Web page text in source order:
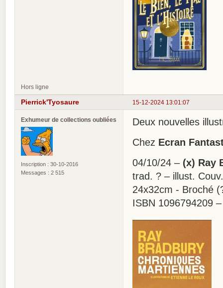
Hors ligne
15-12-2024 13:01:07
Pierrick'Tyosaure
Exhumeur de collections oubliées
Inscription : 30-10-2016
Messages : 2 515
Deux nouvelles
Chez Ecran
04/10/24 – (x) Ray
trad. ? – illust.
24x32cm - Broché
ISBN 1096794209